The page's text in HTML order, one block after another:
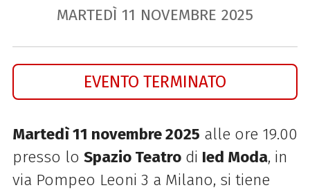
MARTEDÌ 11 NOVEMBRE 2025
EVENTO TERMINATO
Martedì 11 novembre 2025 alle ore 19.00
presso lo Spazio Teatrodi Ied Moda, in
via Pompeo Leoni 3 a Milano, si tiene